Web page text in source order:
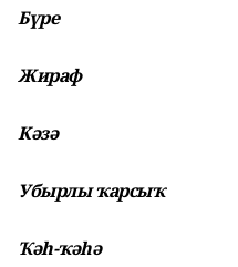
Бүре
Жираф
Кәзә
Убырлы ҡарсыҡ
Ҡәһ-ҡәһә